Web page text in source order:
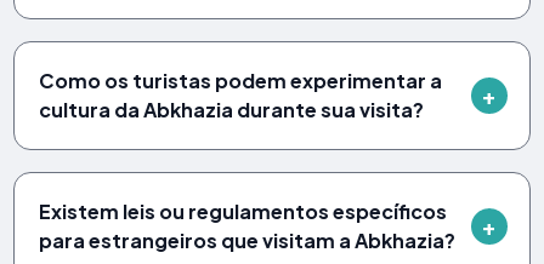
Como os turistas podem experimentar a
cultura da Abkhazia durante sua visita?
Existem leis ou regulamentos específicos
para estrangeiros que visitam a Abkhazia?